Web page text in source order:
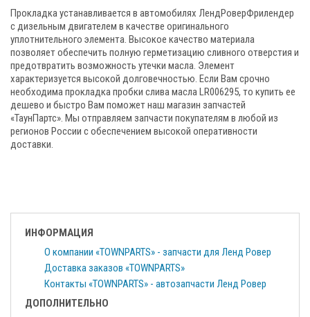
Прокладка устанавливается в автомобилях ЛендРоверФрилендер
с дизельным двигателем в качестве оригинального
уплотнительного элемента. Высокое качество материала
позволяет обеспечить полную герметизацию сливного отверстия и
предотвратить возможность утечки масла. Элемент
характеризуется высокой долговечностью. Если Вам срочно
необходима прокладка пробки слива масла LR006295, то купить ее
дешево и быстро Вам поможет наш магазин запчастей
«ТаунПартс». Мы отправляем запчасти покупателям в любой из
регионов России с обеспечением высокой оперативности
доставки.
ИНФОРМАЦИЯ
О компании «TOWNPARTS» - запчасти для Ленд Ровер
Доставка заказов «TOWNPARTS»
Контакты «TOWNPARTS» - автозапчасти Ленд Ровер
ДОПОЛНИТЕЛЬНО